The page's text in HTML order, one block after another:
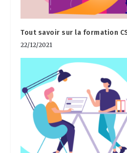
Tout savoir sur la formation
22/12/2021